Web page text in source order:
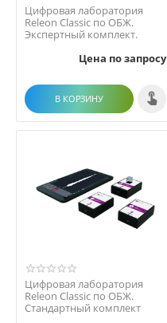
Цифровая лаборатория
Releon Classic по ОБЖ.
Экспертный комплект.
Цена по запросу
В КОРЗИНУ
Цифровая лаборатория
Releon Classic по ОБЖ.
Стандартный комплект